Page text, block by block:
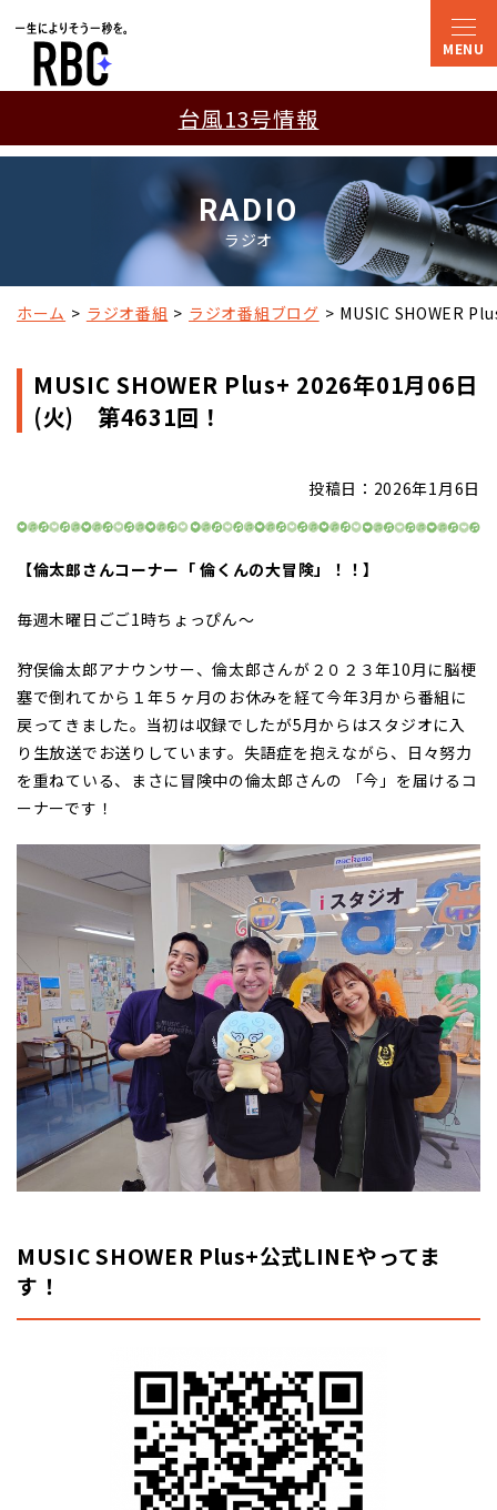
台風13号情報
RADIO
ラジオ
ホーム ラジオ番組 ラジオ番組ブログ MUSIC SHOWER
MUSIC SHOWER Plus+ 2026年01月06日
(火) 第4631回！
投稿日：2026年1月6日
【倫太郎さんコーナー「 倫くんの大冒険」！！】
毎週木曜日ごご1時ちょっぴん～
狩俣倫太郎アナウンサー、倫太郎さんが２０２３年10月に脳梗
塞で倒れてから１年５ヶ月のお休みを経て今年3月から番組に
戻ってきました。当初は収録でしたが5月からはスタジオに入
り生放送でお送りしています。失語症を抱えながら、日々努力
を重ねている、まさに冒険中の倫太郎さんの 「今」を届けるコ
ーナーです！
MUSIC SHOWER Plus+公式LINEやってま
す！